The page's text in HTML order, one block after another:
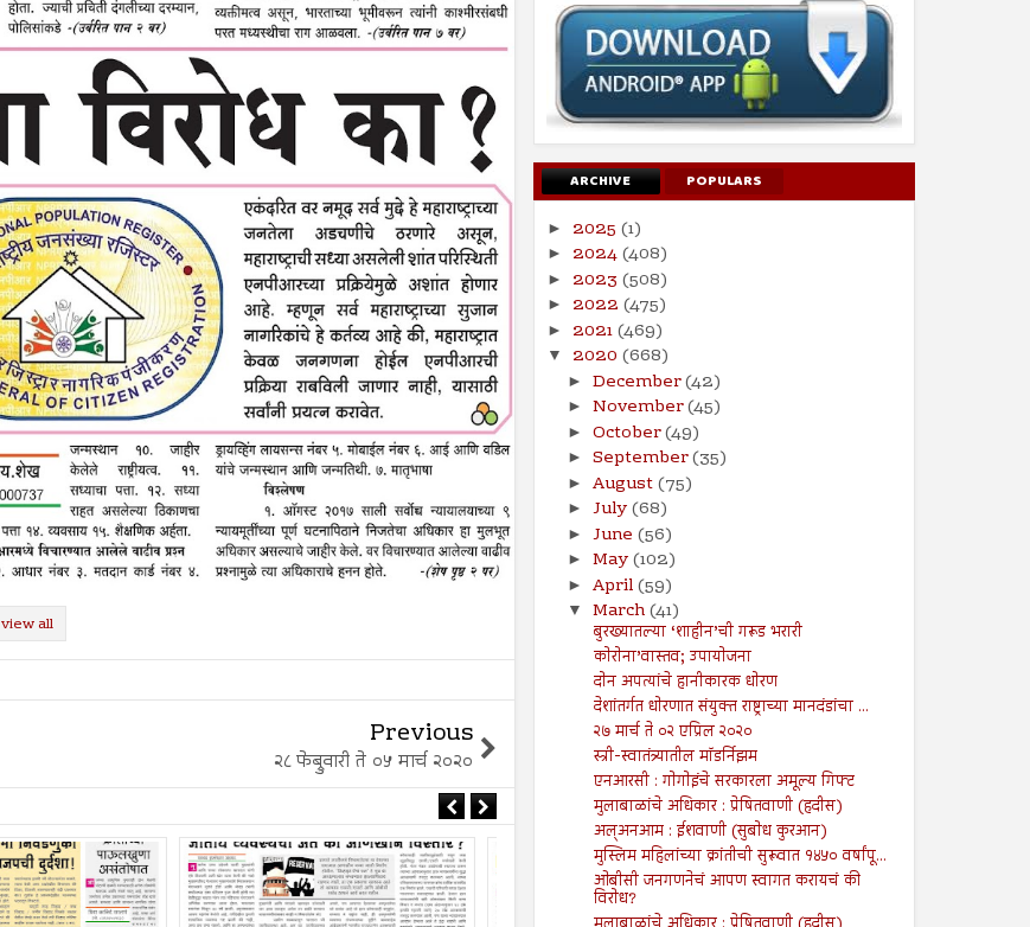
view all
Previous
२८ फेब्रुवारी ते ०५ मार्च २०२०
ARCHIVE POPULARS
► 2025 (1)
► 2024(408)
► 2023 (508)
► 2022 (475)
► 2021(469)
▼ 2020 (668)
► December(42)
► November(45)
► October(49)
► September(35)
► August(75)
► July(68)
► June (56)
► May(102)
► April(59)
▼ March(41)
बुरख्यातल्या ‘शाहीन’ची गरूड भरारी
कोरोना’वास्तव; उपायोजना
दोन अपत्यांचे हानीकारक धोरण
देशांतर्गत धोरणात संयुक्त राष्ट्राच्या मानदंडांचा ...
२७ मार्च ते ०२ एप्रिल २०२०
स्त्री-स्वातंत्र्यातील मॉडर्निझम
एनआरसी : गोगोइंचे सरकारला अमूल्य गिफ्ट
मुलाबाळांचे अधिकार : प्रेषितवाणी (हदीस)
अल्अनआम : ईशवाणी (सुबोध कुरआन)
मुस्लिम महिलांच्या क्रांतीची सुरूवात १४५० वर्षांपू...
ओबीसी जनगणनेचं आपण स्वागत करायचं की
विरोध?